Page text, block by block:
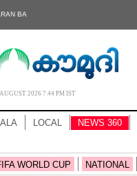
BA
2026 7.44 PM IST
LOCAL NEWS 360
WORLD CUP NATIONAL